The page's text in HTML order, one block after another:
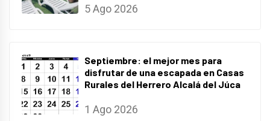
5 Ago 2026
Septiembre: el mejor mes para
disfrutar de una escapada en Casas
Rurales del Herrero Alcalá del Júca
1 Ago 2026